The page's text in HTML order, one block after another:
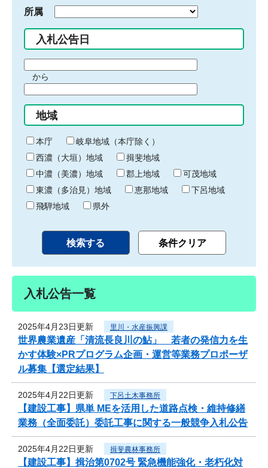
所属
入札公告日
間
始
り
から
間
終
わ
り
地域
本庁
岐阜地域（本庁除く）
西濃（大垣）地域
揖斐地域
中濃（美濃）地域
郡上地域
可茂地域
東濃（多治見）地域
恵那地域
下呂地域
飛騨地域
県外
入札公告一覧
2025年4月23日更新 里川・水産振興課
世界農業遺産「清流長良川の鮎」 若者の発信力を生
かす体験×PRプログラム企画・運営等業務プロポーザ
ル募集【選定結果】
2025年4月22日更新 下呂土木事務所
【建設工事】県単 MEを活用した道路点検・維持修繕
業務（全面委託）委託工事に関する一般競争入札公告
2025年4月22日更新 揖斐農林事務所
【建設工事】揖治第0702号 緊急機能強化・老朽化対